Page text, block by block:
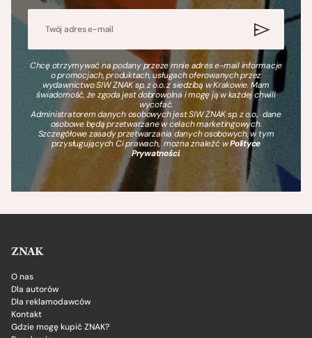
Chcę otrzymywać na podany przeze mnie adres e-mail informacje
o promocjach, produktach, usługach oferowanych przez
wydawnictwo SIW ZNAK sp. z o.o. z siedzibą w Krakowie. Mam
świadomość, że zgoda jest dobrowolna i mogę ją w każdej chwili
wycofać.
Administratorem danych osobowych jest SIW ZNAK sp. z o.o., dane
osobowe będą przetwarzane w celach marketingowych.
Szczegółowe zasady przetwarzania danych osobowych, w tym
przysługujących Ci prawach, można znaleźć wPolityce
Prywatności.
ZNAK
O nas
Dla autorów
Dla reklamodawców
Kontakt
Gdzie mogę kupić ZNAK?